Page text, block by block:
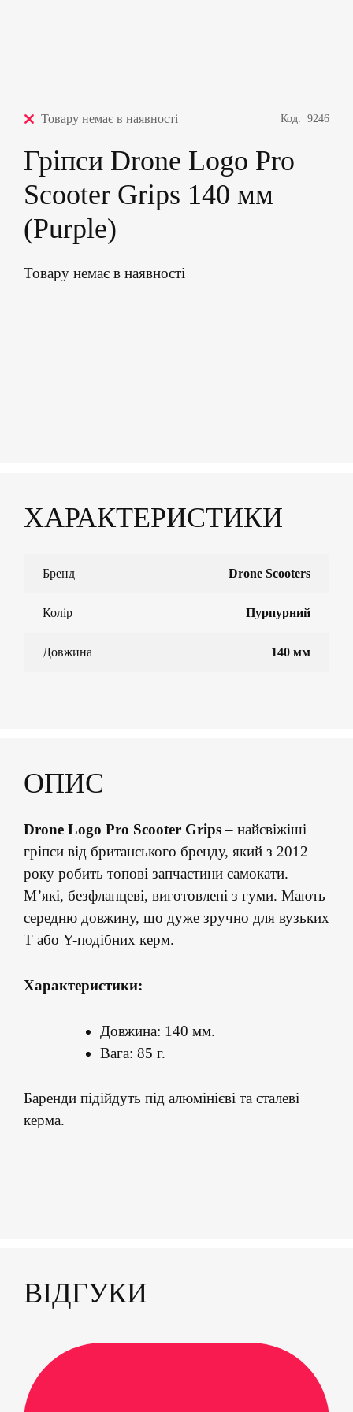
Товару немає в наявності Код:9246
Гріпси Drone Logo Pro
Scooter Grips 140 мм
(Purple)
Товару немає в наявності
ХАРАКТЕРИСТИКИ
Бренд Drone Scooters
Колір Пурпурний
Довжина 140 мм
ОПИС
Drone Logo Pro Scooter Grips– найсвіжіші
гріпси від британського бренду, який з 2012
року робить топові запчастини самокати.
М’які, безфланцеві, виготовлені з гуми. Мають
середню довжину, що дуже зручно для вузьких
Т або Y-подібних керм.
Характеристики:
Довжина: 140 мм.
Вага: 85 г.
Баренди підійдуть під алюмінієві та сталеві
керма.
ВІДГУКИ